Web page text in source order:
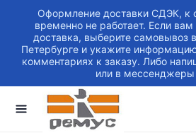
Оформление доставки СДЭК, к
временно не работает. Если
доставка, выберите самовывоз
Петербурге и укажите
комментариях к заказу. Либо
или в мессенджеры